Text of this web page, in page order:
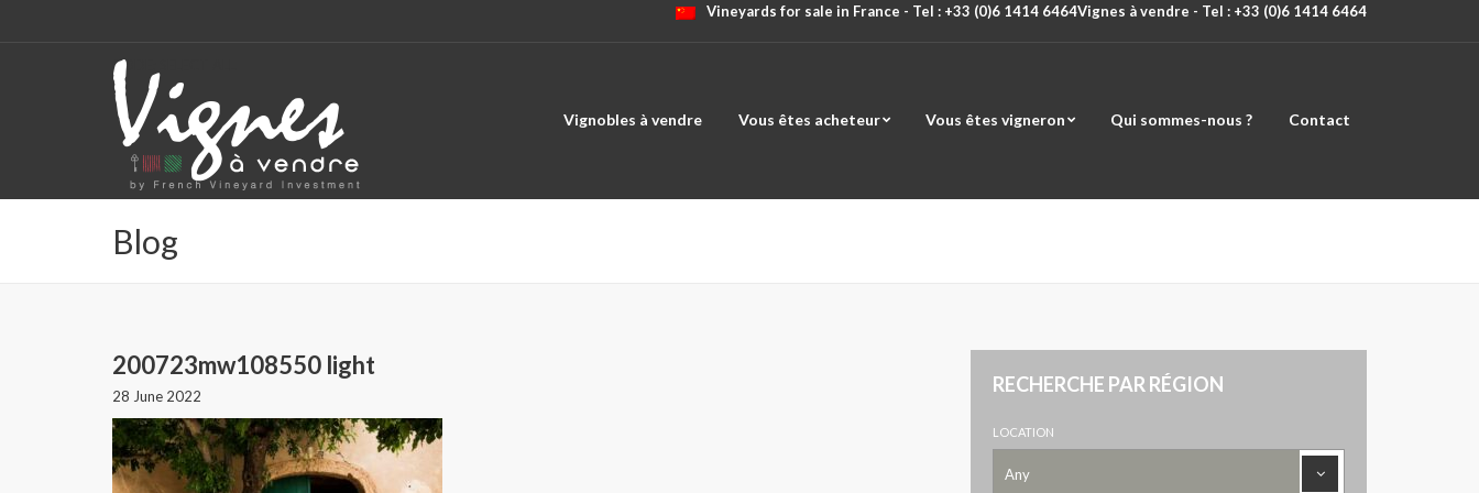
Vineyards for sale in France - Tel : +33 (0)6 1414 6464Vignes à vendre - Tel : +33 (0)6 1414 6464
CODE: SELECT ALL
Vignobles à vendre Vous êtes acheteur Vous êtes vigneron Qui sommes-nous ? Contact
Blog
200723mw108550 light
28 June 2022 RECHERCHE PAR RÉGION
LOCATION